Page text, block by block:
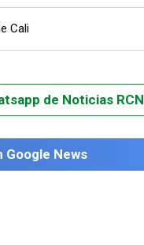
Cali
de Noticias RCN
Google News